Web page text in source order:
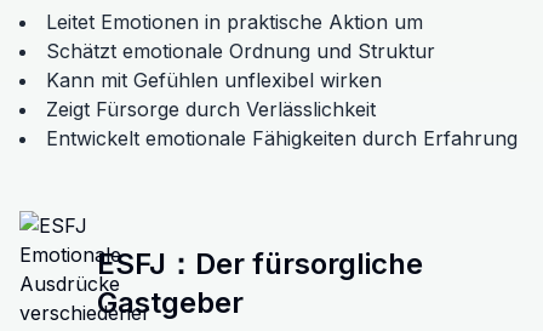
Leitet Emotionen in praktische Aktion um
Schätzt emotionale Ordnung und Struktur
Kann mit Gefühlen unflexibel wirken
Zeigt Fürsorge durch Verlässlichkeit
Entwickelt emotionale Fähigkeiten durch Erfahrung
ESFJ ： Der fürsorgliche
Gastgeber